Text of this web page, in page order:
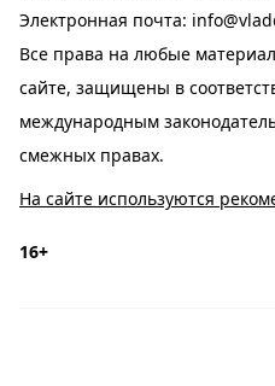
Электронная почта:
Все права на любые
сайте, защищены в
международным
смежных правах.
На сайте используются
16+